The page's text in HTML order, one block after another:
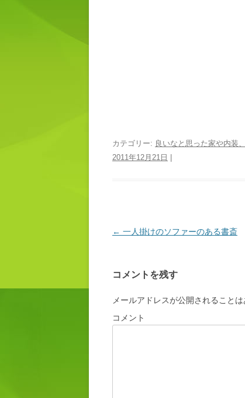
カテゴリー: 良いなと思った家や内装
2011年12月21日
投稿ナビゲーション
← 一人掛けのソファーのある書斎
コメントを残す
メールアドレスが公開されることは
コメント